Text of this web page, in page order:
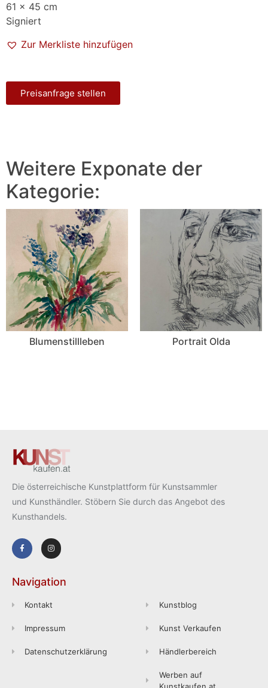
61 x 45 cm
Signiert
Zur Merkliste hinzufügen
Preisanfrage stellen
Weitere Exponate der
Kategorie:
Blumenstillleben Portrait Olda
Die österreichische Kunstplattform für Kunstsammler
und Kunsthändler. Stöbern Sie durch das Angebot des
Kunsthandels.
Navigation
Kontakt
Impressum
Datenschutzerklärung
Kunstblog
Kunst Verkaufen
Händlerbereich
Werben auf